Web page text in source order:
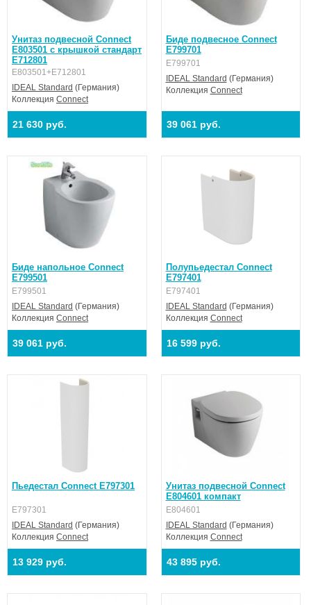
Унитаз подвесной Connect
E803501 с крышкой стандарт
E712801
E803501+E712801
IDEAL Standard (Германия)
Коллекция Connect
21 630 руб.
Биде подвесное Connect
E799701
E799701
IDEAL Standard (Германия)
Коллекция Connect
39 061 руб.
Биде напольное Connect
E799501
E799501
IDEAL Standard (Германия)
Коллекция Connect
39 061 руб.
Полупьедестал Connect
E797401
E797401
IDEAL Standard (Германия)
Коллекция Connect
16 599 руб.
Пьедестал Connect E797301
E797301
IDEAL Standard (Германия)
Коллекция Connect
13 929 руб.
Унитаз подвесной Connect
E804601 компакт
E804601
IDEAL Standard (Германия)
Коллекция Connect
43 895 руб.